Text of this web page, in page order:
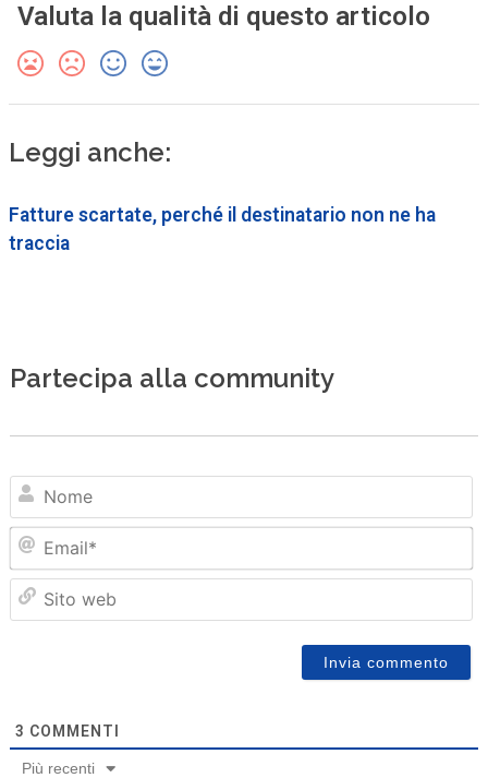
Valuta la qualità di questo articolo
Leggi anche:
Fatture scartate, perché il destinatario non ne ha
traccia
Partecipa alla community
3 COMMENTI
Più recenti